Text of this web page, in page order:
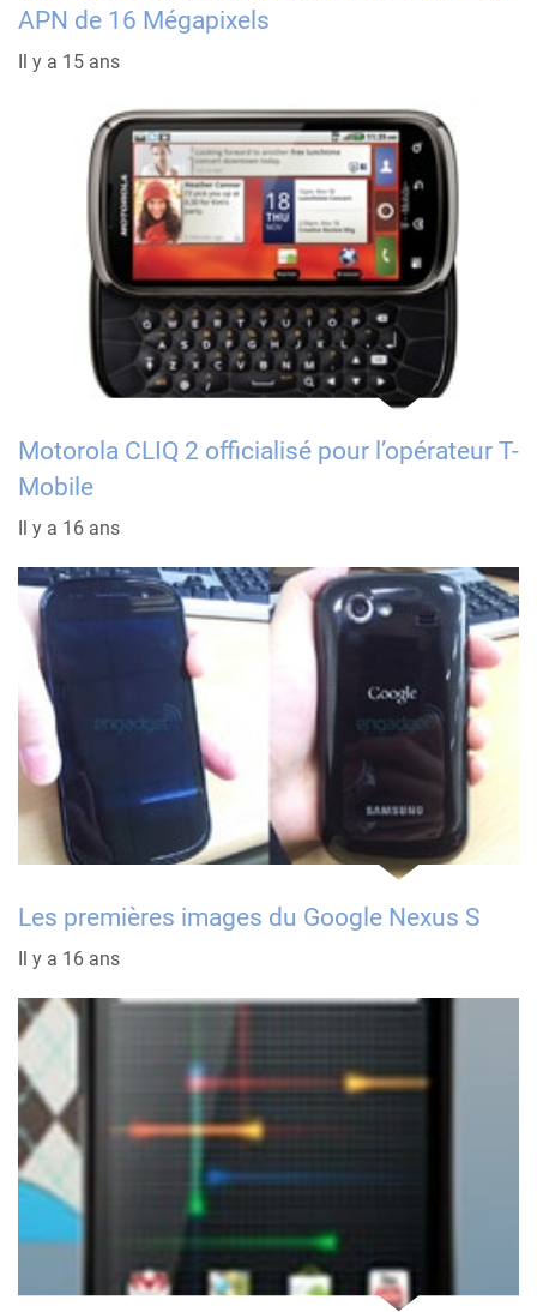
APN de 16 Mégapixels
Il y a 15 ans
Motorola CLIQ 2 officialisé pour l’opérateur T-
Mobile
Il y a 16 ans
Les premières images du Google Nexus S
Il y a 16 ans